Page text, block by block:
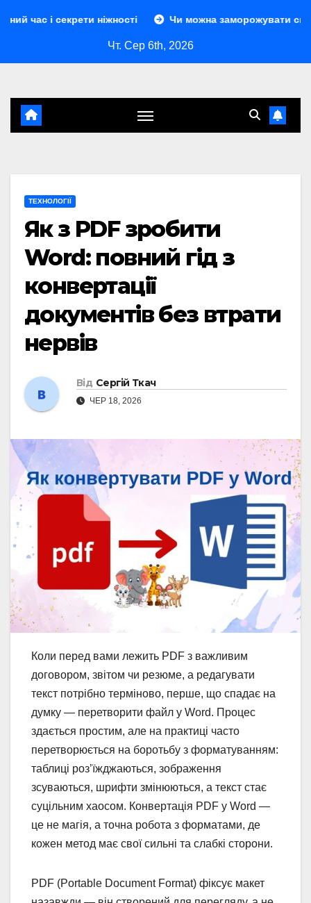
ніжності Чи можна заморожувати сир: повний гід з
Чт. Сер 6th, 2026
ТЕХНОЛОГІЇ
Як з PDF зробити
Word: повний гід з
конвертації
документів без втрати
нервів
Від Сергій Ткач
ЧЕР 18, 2026
Коли перед вами лежить PDF з важливим
договором, звітом чи резюме, а редагувати
текст потрібно терміново, перше, що спадає на
думку — перетворити файл у Word. Процес
здається простим, але на практиці часто
перетворюється на боротьбу з форматуванням:
таблиці роз’їжджаються, зображення
зсуваються, шрифти змінюються, а текст стає
суцільним хаосом. Конвертація PDF у Word —
це не магія, а точна робота з форматами, де
кожен метод має свої сильні та слабкі сторони.
PDF (Portable Document Format) фіксує макет